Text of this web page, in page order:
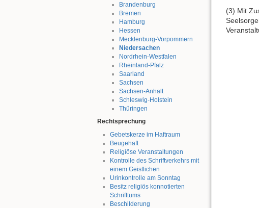
Brandenburg
Bremen
Hamburg
Hessen
Mecklenburg-Vorpommern
Niedersachen
Nordrhein-Westfalen
Rheinland-Pfalz
Saarland
Sachsen
Sachsen-Anhalt
Schleswig-Holstein
Thüringen
Rechtsprechung
Gebetskerze im Haftraum
Beugehaft
Religiöse Veranstaltungen
Kontrolle des Schriftverkehrs mit
einem Geistlichen
Urinkontrolle am Sonntag
Besitz religiös konnotierten
Schrifttums
Beschilderung
(3) Mit